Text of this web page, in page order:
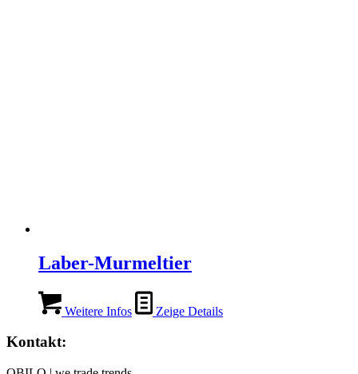
Laber-Murmeltier
Weitere Infos Zeige Details
Kontakt: